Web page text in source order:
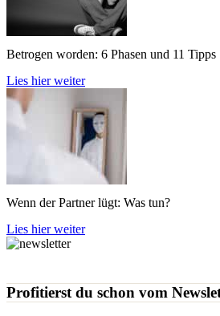
Betrogen worden: 6 Phasen und 11 Tipps
Lies hier weiter
Wenn der Partner lügt: Was tun?
Lies hier weiter
Profitierst du schon vom